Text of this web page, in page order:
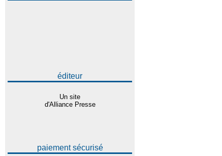
éditeur
Un site
d'Alliance Presse
paiement sécurisé